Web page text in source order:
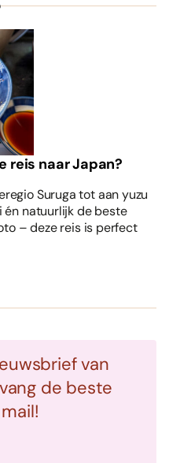
reis naar Japan?
Suruga tot aan yuzu
én natuurlijk de beste
– deze reis is perfect
van
de beste